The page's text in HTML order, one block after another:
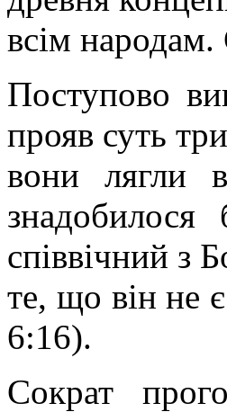
всім народам.
Поступово
прояв суть
вони лягли
співвічний з
те, що він не
6:16).
Сократ